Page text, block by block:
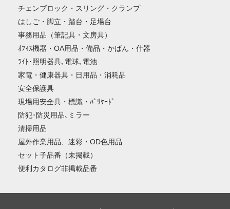
チェンブロック・スリング・クランプ
はしご・脚立・踏台・足場台
事務用品（筆記具・文房具）
ｵﾌｨｽ機器・OA用品・備品・かばん・什器
ﾗｲﾄ･照明器具､電球､電池
家電・健康器具・日用品・消耗品
安全保護具
現場用安全具・標識・ﾊﾞﾘｹｰﾄﾞ
防犯･防災用品､ミラー
清掃用品
屋外作業用品、迷彩・OD色用品
セット子品番（未掲載）
便利カタログ非掲載品番